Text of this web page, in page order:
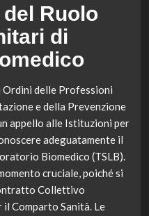
Ruolo
di
Ordini delle Professioni
e della Prevenzione
appello alle Istituzioni per
adeguatamente il
Biomedico (TSLB).
cruciale, poiché si
Collettivo
il Comparto Sanità. Le